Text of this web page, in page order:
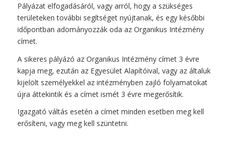
Pályázat elfogadásáról, vagy arról, hogy a szükséges
területeken további segítséget nyújtanak, és egy későbbi
időpontban adományozzák oda az Organikus Intézmény
címet.
A sikeres pályázó az Organikus Intézmény címet 3 évre
kapja meg, ezután az Egyesület Alapítóival, vagy az általuk
kijelölt személyekkel az intézményben zajló folyamatokat
újra áttekintik és a címet ismét 3 évre megerősítik.
Igazgató váltás esetén a címet minden esetben meg kell
erősíteni, vagy meg kell szüntetni.